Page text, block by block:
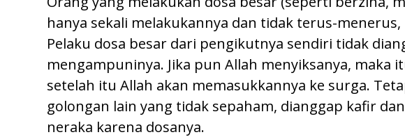
hanya sekali melakukannya dan tidak terus-
Pelaku dosa besar dari pengikutnya sendiri tidak
mengampuninya. Jika pun Allah menyiksanya, maka
setelah itu Allah akan memasukkannya ke surga.
golongan lain yang tidak sepaham, dianggap kafir
neraka karena dosanya.